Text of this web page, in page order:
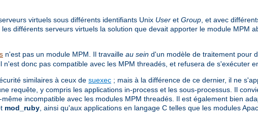
virtuels sous différents identifiants Unix User et Group, et avec
différents serveurs virtuels la solution que devait apporter le module MPM
n'est pas un module MPM. Il travaille au sein d'un modèle de traitement pour
n'est donc pas compatible avec les MPM threadés, et refusera de s'exécuter
similaires à ceux de suexec ; mais à la différence de ce dernier, il ne
requête, y compris les applications in-process et les sous-processus. Il
même incompatible avec les modules MPM threadés. Il est également bien
mod_ruby, ainsi qu'aux applications en langage C telles que les modules